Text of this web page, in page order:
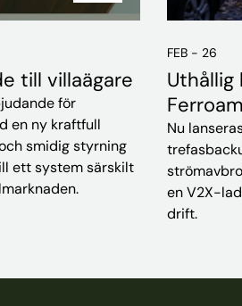
till villaägare
för
en ny kraftfull
smidig styrning
ett system särskilt
FEB - 26
Nu
en V2X-
drift.